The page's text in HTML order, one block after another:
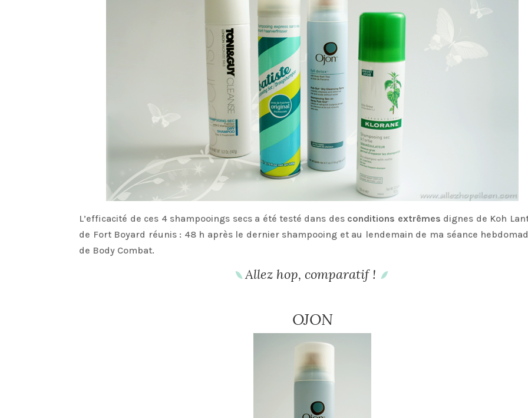
L’efficacité de ces 4 shampooings secs a été testé dans desconditions extrêmes dignes de Koh
de Fort Boyard réunis : 48 h après le dernier shampooing et au lendemain de ma séance
de Body Combat.
Allez hop, comparatif !
OJON